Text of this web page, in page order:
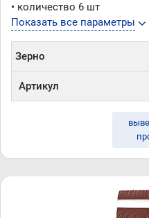
• количество 6 шт
Показать все параметры
Зерно
Артикул